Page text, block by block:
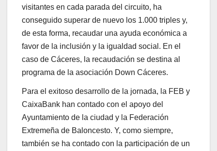
visitantes en cada parada del circuito, ha
conseguido superar de nuevo los 1.000 triples y,
de esta forma, recaudar una ayuda económica a
favor de la inclusión y la igualdad social. En el
caso de Cáceres, la recaudación se destina al
programa de la asociación Down Cáceres.
Para el exitoso desarrollo de la jornada, la FEB y
CaixaBank han contado con el apoyo del
Ayuntamiento de la ciudad y la Federación
Extremeña de Baloncesto. Y, como siempre,
también se ha contado con la participación de un